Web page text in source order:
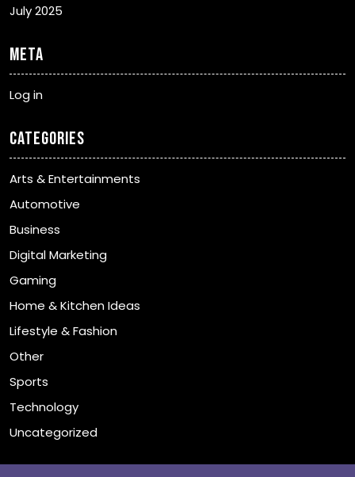
July 2025
Meta
Log in
Categories
Arts & Entertainments
Automotive
Business
Digital Marketing
Gaming
Home & Kitchen Ideas
Lifestyle & Fashion
Other
Sports
Technology
Uncategorized